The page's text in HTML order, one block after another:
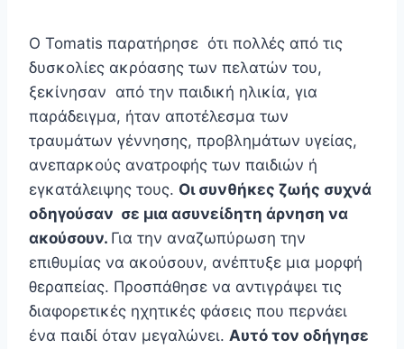
Ο Tomatis παρατήρησε ότι πολλές από τις
δυσκολίες ακρόασης των πελατών του,
ξεκίνησαν από την παιδική ηλικία, για
παράδειγμα, ήταν αποτέλεσμα των
τραυμάτων γέννησης, προβλημάτων υγείας,
ανεπαρκούς ανατροφής των παιδιών ή
εγκατάλειψης τους. Οι συνθήκες ζωής συχνά
οδηγούσαν σε μια ασυνείδητη άρνηση να
ακούσουν. Για την αναζωπύρωση την
επιθυμίας να ακούσουν, ανέπτυξε μια μορφή
θεραπείας. Προσπάθησε να αντιγράψει τις
διαφορετικές ηχητικές φάσεις που περνάει
ένα παιδί όταν μεγαλώνει. Αυτό τον οδήγησε